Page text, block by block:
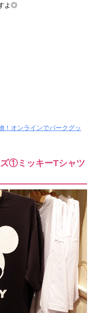
よ◎
！オンラインでパークグッ
①ミッキーTシャツ